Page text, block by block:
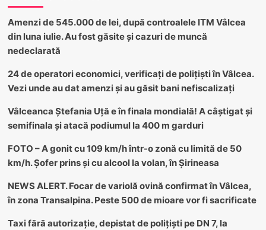
Amenzi de 545.000 de lei, după controalele ITM Vâlcea
din luna iulie. Au fost găsite și cazuri de muncă
nedeclarată
24 de operatori economici, verificați de polițiști în Vâlcea.
Vezi unde au dat amenzi și au găsit bani nefiscalizați
Vâlceanca Ștefania Uță e în finala mondială! A câștigat și
semifinala și atacă podiumul la 400 m garduri
FOTO – A gonit cu 109 km/h într-o zonă cu limită de 50
km/h. Șofer prins și cu alcool la volan, în Șirineasa
NEWS ALERT. Focar de variolă ovină confirmat în Vâlcea,
în zona Transalpina. Peste 500 de mioare vor fi sacrificate
Taxi fără autorizație, depistat de polițiști pe DN 7, la